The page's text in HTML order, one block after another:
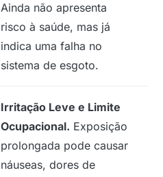
Ainda não apresenta
risco à saúde, mas já
indica uma falha no
sistema de esgoto.
Irritação Leve e Limite
Ocupacional. Exposição
prolongada pode causar
náuseas, dores de